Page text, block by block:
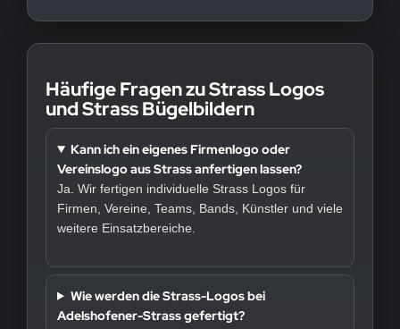
Häufige Fragen zu Strass Logos
und Strass Bügelbildern
Kann ich ein eigenes Firmenlogo oder
Vereinslogo aus Strass anfertigen lassen?
Ja. Wir fertigen individuelle Strass Logos für
Firmen, Vereine, Teams, Bands, Künstler und viele
weitere Einsatzbereiche.
Wie werden die Strass-Logos bei
Adelshofener-Strass gefertigt?